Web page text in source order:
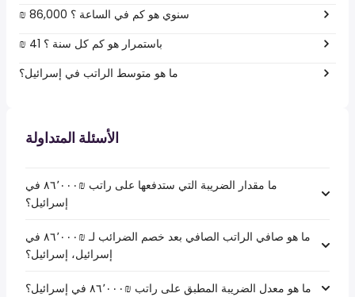
₪ 86,000 سنوي هو كم في الساعة ؟
₪ 41 باستمرار هو كم كل سنة ؟
ما هو متوسط الراتب في إسرائيل؟
الأسئلة المتداولة
ما مقدار الضريبة التي ستدفعها على راتب ₪‏٨٦٬٠٠٠ في
إسرائيل؟
ما هو صافي الراتب الصافي بعد خصم الضرائب لـ ₪‏٨٦٬٠٠٠ في
إسرائيل، إسرائيل؟
ما هو معدل الضريبة المطبق على راتب ₪‏٨٦٬٠٠٠ في إسرائيل؟